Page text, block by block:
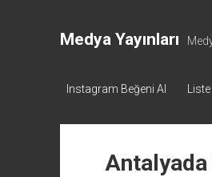
Medya Yayınları
Instagram Beğeni Al Liste